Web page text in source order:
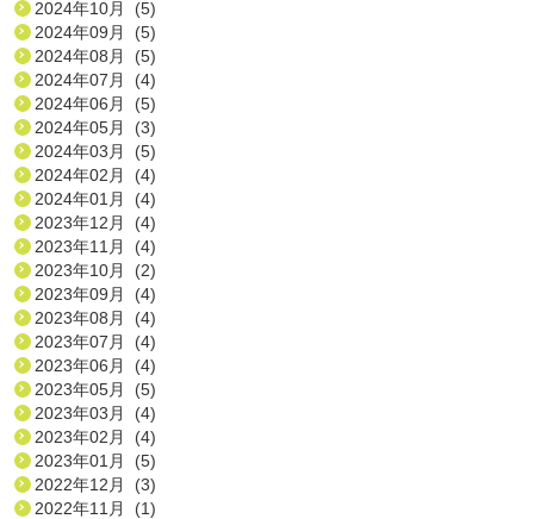
2024年10月 (5)
2024年09月 (5)
2024年08月 (5)
2024年07月 (4)
2024年06月 (5)
2024年05月 (3)
2024年03月 (5)
2024年02月 (4)
2024年01月 (4)
2023年12月 (4)
2023年11月 (4)
2023年10月 (2)
2023年09月 (4)
2023年08月 (4)
2023年07月 (4)
2023年06月 (4)
2023年05月 (5)
2023年03月 (4)
2023年02月 (4)
2023年01月 (5)
2022年12月 (3)
2022年11月 (1)